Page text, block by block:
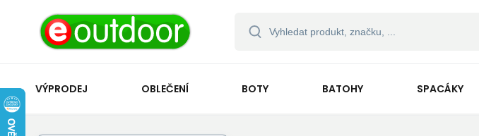
VÝPRODEJ OBLEČENÍ BOTY BATOHY SPACÁKY